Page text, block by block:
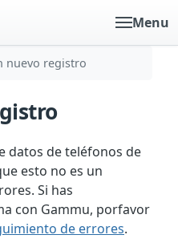
Menu
nuevo registro
datos de teléfonos de
esto no es un
Si has
con Gammu, porfavor
de errores.